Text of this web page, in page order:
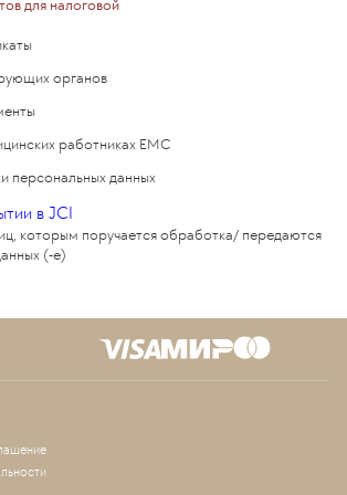
для налоговой
органов
работниках EMC
персональных данных
в JCI
которым поручается обработка/ передаются
(-е)